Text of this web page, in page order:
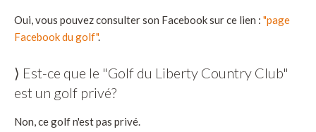
Oui, vous pouvez consulter son Facebook sur ce lien : "page
Facebook du golf".
⟩ Est-ce que le "Golf du Liberty Country Club"
est un golf privé?
Non, ce golf n'est pas privé.